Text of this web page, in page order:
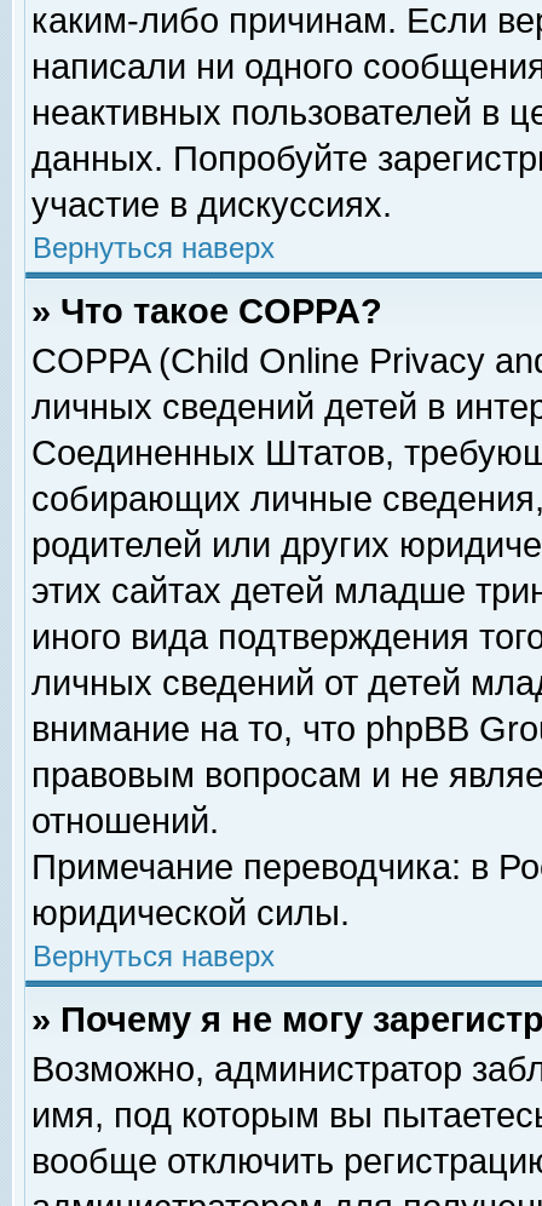
каким-либо причинам. Если
написали ни одного
неактивных пользователей в
данных. Попробуйте
участие в дискуссиях.
Вернуться наверх
» Что такое COPPA?
COPPA (Child Online Privacy
личных сведений детей в
Соединенных Штатов,
собирающих личные
родителей или других
этих сайтах детей младше
иного вида подтверждения
личных сведений от детей
внимание на то, что phpBB
правовым вопросам и не
отношений.
Примечание переводчика: в
юридической силы.
Вернуться наверх
» Почему я не могу
Возможно, администратор
имя, под которым вы
вообще отключить